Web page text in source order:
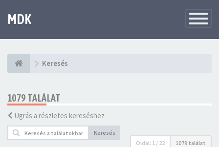
navigáció
MDK
Keresés
1079 TALÁLAT
Ugrás a részletes kereséshez
Keresés
Oldal: 1 / 22 1079 találat